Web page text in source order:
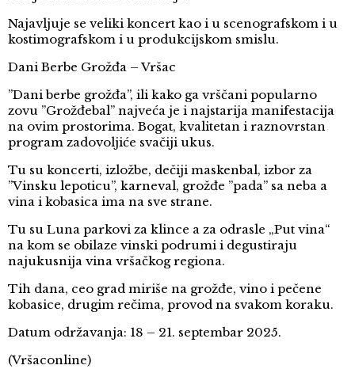
Najavljuje se veliki koncert kao i u scenografskom i u
kostimografskom i u produkcijskom smislu.
Dani Berbe Grožđa – Vršac
”Dani berbe grožđa”, ili kako ga vrščani popularno
zovu ”Grožđebal” najveća je i najstarija manifestacija
na ovim prostorima. Bogat, kvalitetan i raznovrstan
program zadovoljiće svačiji ukus.
Tu su koncerti, izložbe, dečiji maskenbal, izbor za
”Vinsku lepoticu”, karneval, grožđe ”pada” sa neba a
vina i kobasica ima na sve strane.
Tu su Luna parkovi za klince a za odrasle „Put vina“
na kom se obilaze vinski podrumi i degustiraju
najukusnija vina vršačkog regiona.
Tih dana, ceo grad miriše na grožđe, vino i pečene
kobasice, drugim rečima, provod na svakom koraku.
Datum održavanja: 18 – 21. septembar 2025.
(Vršaconline)